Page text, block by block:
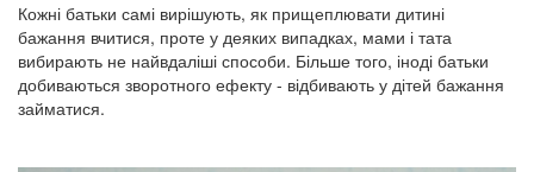
Кожні батьки самі вирішують, як прищеплювати дитині
бажання вчитися, проте у деяких випадках, мами і тата
вибирають не найвдаліші способи. Більше того, іноді батьки
добиваються зворотного ефекту - відбивають у дітей бажання
займатися.